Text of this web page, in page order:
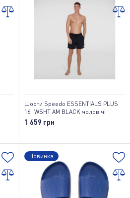
Шорти Speedo ESSENTIALS PLUS
16" WSHT AM BLACK чоловічі
1 659 грн
Новинка